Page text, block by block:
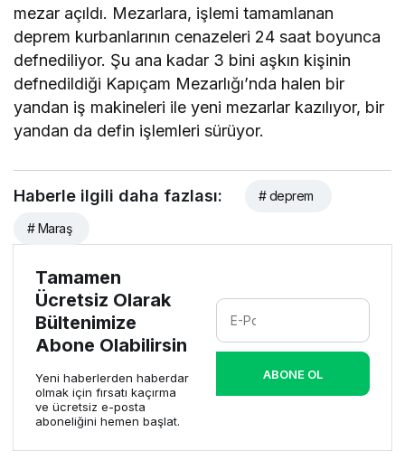
mezar açıldı. Mezarlara, işlemi tamamlanan
deprem kurbanlarının cenazeleri 24 saat boyunca
defnediliyor. Şu ana kadar 3 bini aşkın kişinin
defnedildiği Kapıçam Mezarlığı’nda halen bir
yandan iş makineleri ile yeni mezarlar kazılıyor, bir
yandan da defin işlemleri sürüyor.
Haberle ilgili daha fazlası: # deprem
# Maraş
Tamamen
Ücretsiz Olarak
Bültenimize
Abone Olabilirsin
Yeni haberlerden haberdar
olmak için fırsatı kaçırma
ve ücretsiz e-posta
aboneliğini hemen başlat.
ABONE OL